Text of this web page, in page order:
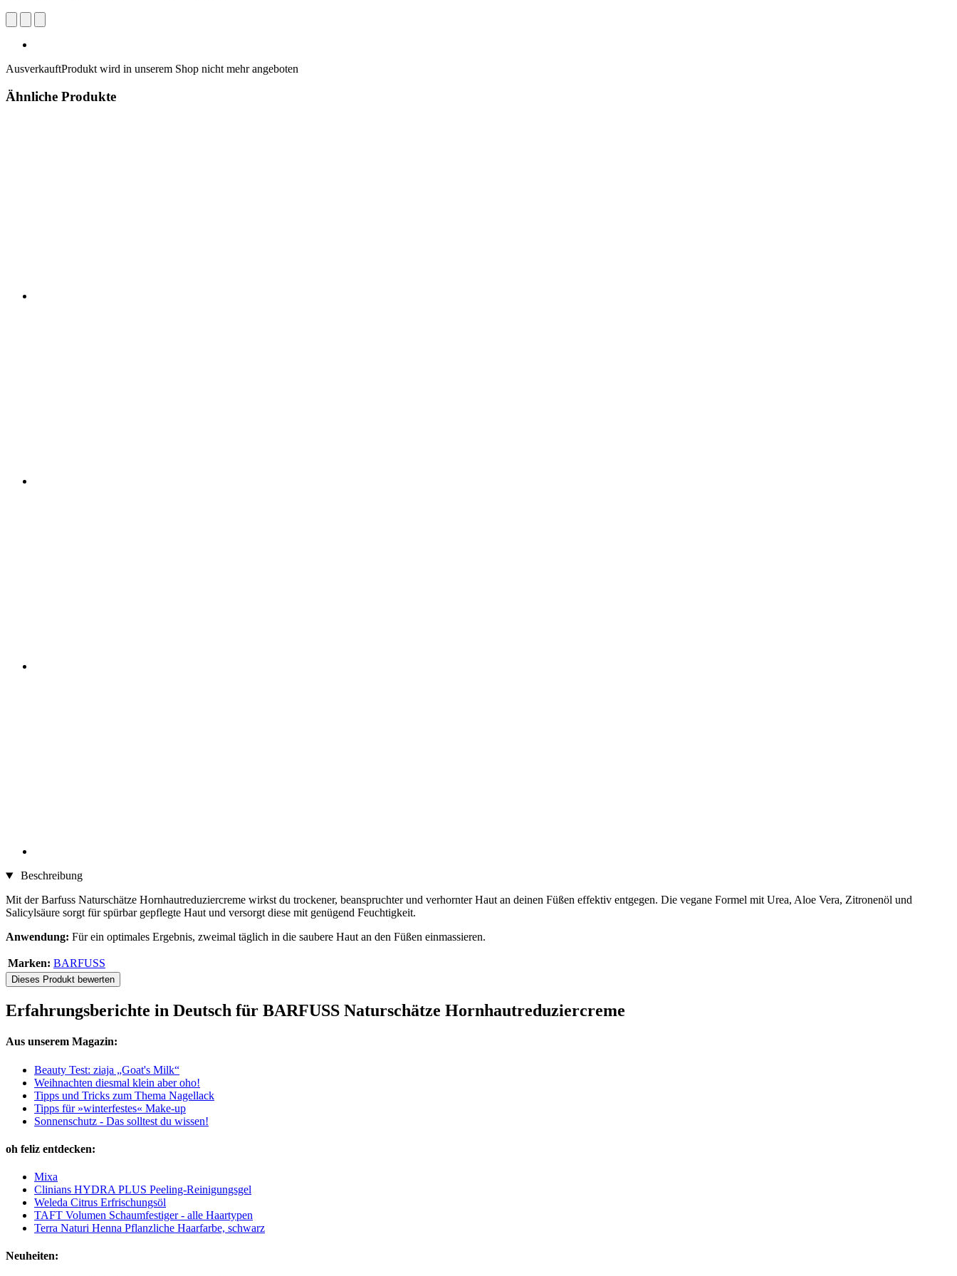
AusverkauftProdukt wird in unserem Shop nicht mehr angeboten
Ähnliche Produkte
Beschreibung
Mit der Barfuss Naturschätze Hornhautreduziercreme wirkst du trockener, beanspruchter und verhornter Haut an deinen Füßen effektiv entgegen. Die vegane Formel mit Urea, Aloe Vera, Zitronenöl und
Salicylsäure sorgt für spürbar gepflegte Haut und versorgt diese mit genügend Feuchtigkeit.
Anwendung: Für ein optimales Ergebnis, zweimal täglich in die saubere Haut an den Füßen einmassieren.
Marken: BARFUSS
Dieses Produkt bewerten
Erfahrungsberichte in Deutsch für BARFUSS Naturschätze Hornhautreduziercreme
Aus unserem Magazin:
Beauty Test: ziaja „Goat's Milk“
Weihnachten diesmal klein aber oho!
Tipps und Tricks zum Thema Nagellack
Tipps für »winterfestes« Make-up
Sonnenschutz - Das solltest du wissen!
oh feliz entdecken:
Mixa
Clinians HYDRA PLUS Peeling-Reinigungsgel
Weleda Citrus Erfrischungsöl
TAFT Volumen Schaumfestiger - alle Haartypen
Terra Naturi Henna Pflanzliche Haarfarbe, schwarz
Neuheiten: